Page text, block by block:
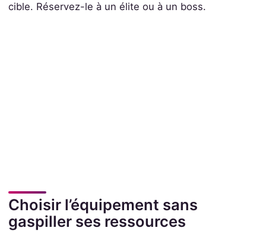
cible. Réservez-le à un élite ou à un boss.
Choisir l’équipement sans
gaspiller ses ressources